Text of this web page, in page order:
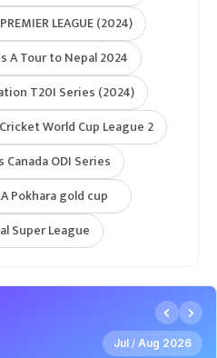
LEAGUE (2024)
A Tour to Nepal 2024
T20I Series (2024)
World Cup League 2
Canada ODI Series
Pokhara gold cup
Super League
Jul / Aug 2026